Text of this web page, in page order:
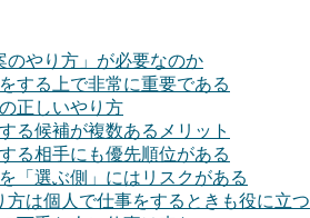
のやり方」が必要なのか
する上で非常に重要である
正しいやり方
る候補が複数あるメリット
る相手にも優先順位がある
「選ぶ側」にはリスクがある
方は個人で仕事をするときも役に立つ